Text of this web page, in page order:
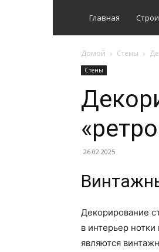
Главная
Домой Стены
Стены
26.02.2025
Декорирование
в интерьер
являются